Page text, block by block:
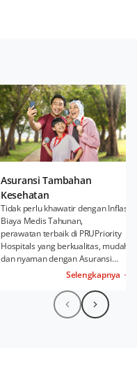
Asuransi Tambahan
Kesehatan
Tidak perlu khawatir dengan Inflasi
Biaya Medis Tahunan,
perawatan terbaik di PRUPriority
Hospitals yang berkualitas, mudah,
dan nyaman dengan Asuransi
Kesehatan Tambahan PRUWell
Selengkapnya